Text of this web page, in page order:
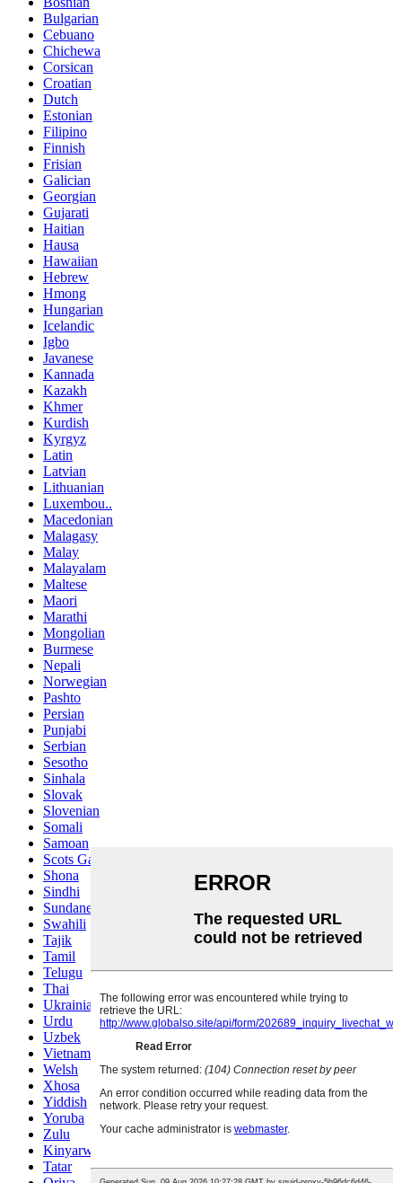
Bulgarian
Cebuano
Chichewa
Corsican
Croatian
Dutch
Estonian
Filipino
Finnish
Frisian
Galician
Georgian
Gujarati
Haitian
Hausa
Hawaiian
Hebrew
Hmong
Hungarian
Icelandic
Igbo
Javanese
Kannada
Kazakh
Khmer
Kurdish
Kyrgyz
Latin
Latvian
Lithuanian
Luxembou..
Macedonian
Malagasy
Malay
Malayalam
Maltese
Maori
Marathi
Mongolian
Burmese
Nepali
Norwegian
Pashto
Persian
Punjabi
Serbian
Sesotho
Sinhala
Slovak
Slovenian
Somali
Samoan
Scots Gaelic
Shona
Sindhi
Sundanese
Swahili
Tajik
Tamil
Telugu
Thai
Ukrainian
Urdu
Uzbek
Vietnamese
Welsh
Xhosa
Yiddish
Yoruba
Zulu
Kinyarwanda
Tatar